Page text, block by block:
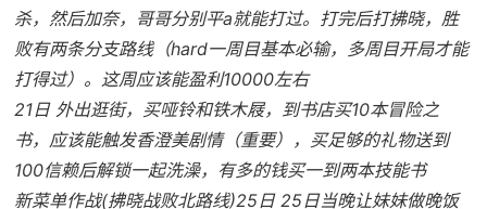
杀，然后加奈，哥哥分别平a就能打过。打完后打拂晓，胜
败有两条分支路线（hard一周目基本必输，多周目开局才能
打得过）。这周应该能盈利10000左右
21日 外出逛街，买哑铃和铁木屐，到书店买10本冒险之
书，应该能触发香澄美剧情（重要），买足够的礼物送到
100信赖后解锁一起洗澡，有多的钱买一到两本技能书
新菜单作战(拂晓战败北路线)25日 25日当晚让妹妹做晚饭